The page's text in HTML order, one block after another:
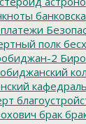
полк
2
брак